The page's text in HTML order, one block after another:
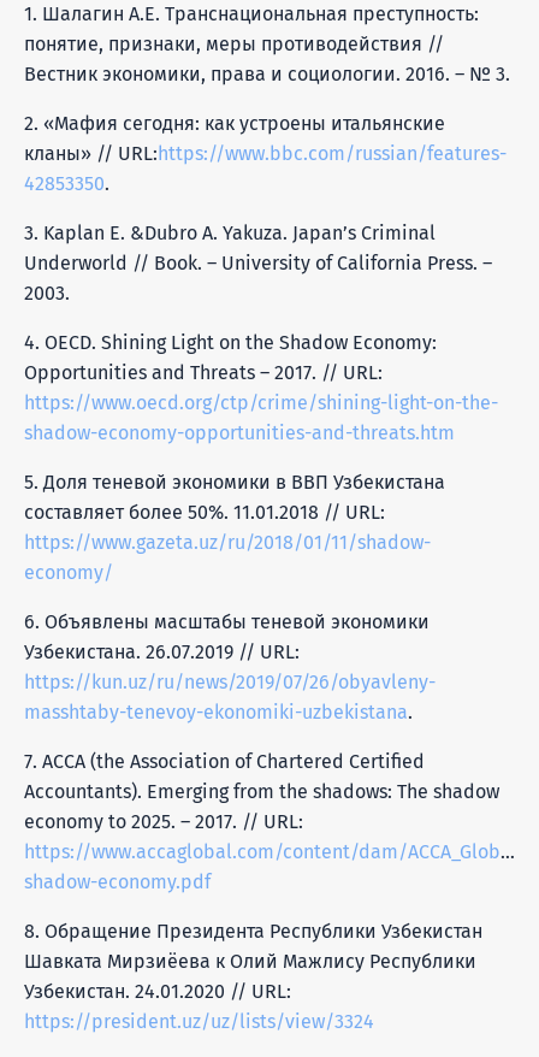
1. Шалагин А.Е. Транснациональная преступность:
понятие, признаки, меры противодействия //
Вестник экономики, права и социологии. 2016. – № 3.
2. «Мафия сегодня: как устроены итальянские
кланы» // URL:https://www.bbc.com/russian/features-
42853350.
3. Kaplan E. &Dubro A. Yakuza. Japan’s Criminal
Underworld // Book. – University of California Press. –
2003.
4. OECD. Shining Light on the Shadow Economy:
Opportunities and Threats – 2017. // URL:
https://www.oecd.org/ctp/crime/shining-light-on-the-
shadow-economy-opportunities-and-threats.htm
5. Доля теневой экономики в ВВП Узбекистана
составляет более 50%. 11.01.2018 // URL:
https://www.gazeta.uz/ru/2018/01/11/shadow-
economy/
6. Объявлены масштабы теневой экономики
Узбекистана. 26.07.2019 // URL:
https://kun.uz/ru/news/2019/07/26/obyavleny-
masshtaby-tenevoy-ekonomiki-uzbekistana.
7. АССА (the Association of Chartered Certified
Accountants). Emerging from the shadows: The shadow
economy to 2025. – 2017. // URL:
https://www.accaglobal.com/content/dam/ACCA_Global/
shadow-economy.pdf
8. Обращение Президента Республики Узбекистан
Шавката Мирзиёева к Олий Мажлису Республики
Узбекистан. 24.01.2020 // URL:
https://president.uz/uz/lists/view/3324